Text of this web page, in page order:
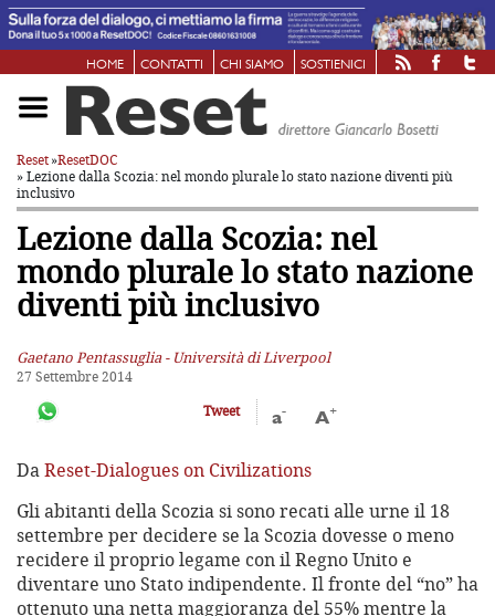
HOME CONTATTI CHI SIAMO SOSTIENICI
Reset»ResetDOC
» Lezione dalla Scozia: nel mondo pluralelo stato nazione diventi più
inclusivo
Lezione dalla Scozia: nel
mondo pluralelo stato nazione
diventi più inclusivo
Gaetano Pentassuglia - Università di Liverpool
27 Settembre 2014
Tweet
a- A+
DaReset-Dialogues on Civilizations
Gli abitanti della Scozia si sono recati alle urne il 18
settembre per decidere se la Scozia dovesse o meno
recidere il proprio legame con il Regno Unito e
diventare uno Stato indipendente. Il fronte del “no” ha
ottenuto una netta maggioranza del 55% mentre la